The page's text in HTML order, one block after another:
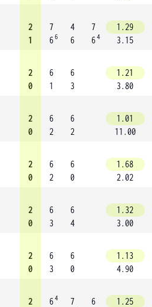
2
1
7
66
4
6
7
64
1.29
3.15
2
0
6
1
6
3
1.21
3.80
2
0
6
2
6
2
1.01
11.00
2
0
6
2
6
0
1.68
2.02
2
0
6
3
6
4
1.32
3.00
2
0
6
3
6
0
1.13
4.90
2
64
7
6
1.25